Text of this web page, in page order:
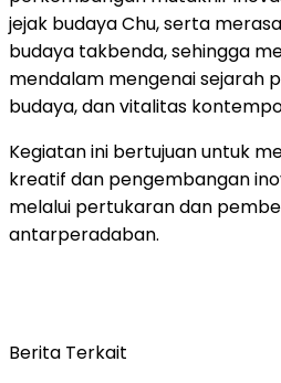
jejak budaya Chu, serta
budaya takbenda, sehingga
mendalam mengenai sejarah
budaya, dan vitalitas
Kegiatan ini bertujuan untuk
kreatif dan pengembangan
melalui pertukaran dan
antarperadaban.
Berita Terkait